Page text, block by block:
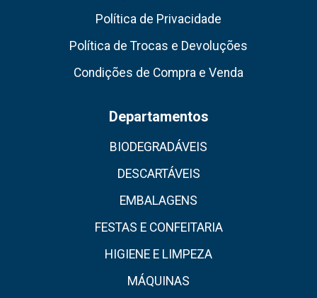
Política de Privacidade
Política de Trocas e Devoluções
Condições de Compra e Venda
Departamentos
BIODEGRADÁVEIS
DESCARTÁVEIS
EMBALAGENS
FESTAS E CONFEITARIA
HIGIENE E LIMPEZA
MÁQUINAS